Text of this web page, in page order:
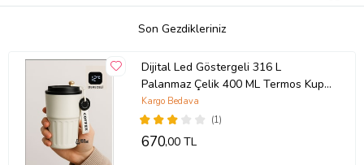
Son Gezdikleriniz
Dijital Led Göstergeli 316 L
Palanmaz Çelik 400 ML Termos Kupa
Bardak Çift Yalıtımlı Kahve Fincan
(Siyah)
(1)
Kargo Bedava
670,00 TL